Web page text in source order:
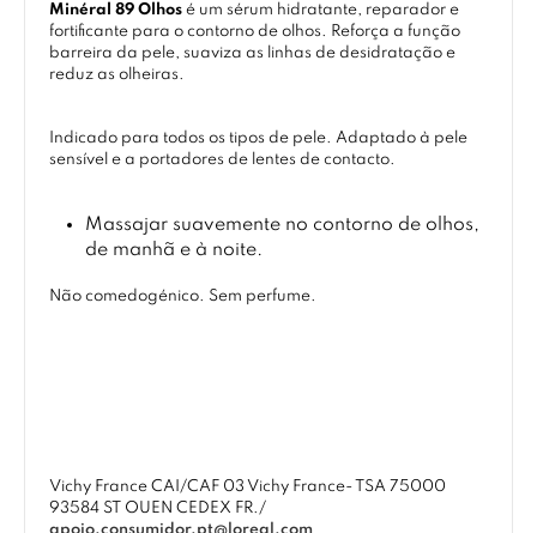
Minéral 89 Olhos é um sérum hidratante, reparador e
fortificante para o contorno de olhos. Reforça a função
barreira da pele, suaviza as linhas de desidratação e
reduz as olheiras.
Indicado para todos os tipos de pele. Adaptado à pele
sensível e a portadores de lentes de contacto.
Massajar suavemente no contorno de olhos,
de manhã e à noite.
Não comedogénico. Sem perfume.
Vichy France CAI/CAF 03 Vichy France- TSA 75000
93584 ST OUEN CEDEX FR./